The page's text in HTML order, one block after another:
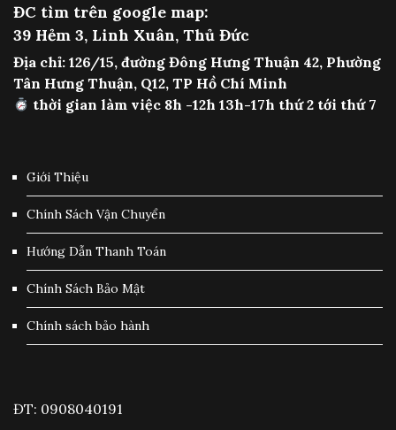
ĐC tìm trên google map:
39 Hẻm 3, Linh Xuân, Thủ Đức
Địa chỉ: 126/15, đường Đông Hưng Thuận 42, Phường
Tân Hưng Thuận, Q12, TP Hồ Chí Minh
thời gian làm việc 8h -12h 13h-17h thứ 2 tới thứ 7
Giới Thiệu
Chính Sách Vận Chuyển
Hướng Dẫn Thanh Toán
Chính Sách Bảo Mật
Chính sách bảo hành
ĐT: 0908040191